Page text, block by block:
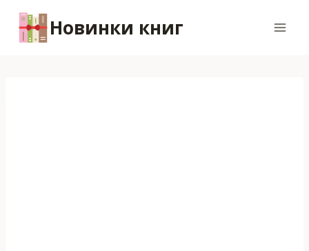
содержимому
Новинки книг